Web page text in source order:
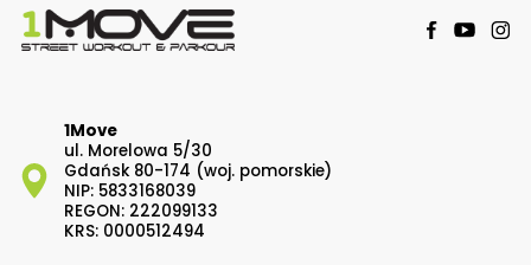
1Move
ul. Morelowa 5/30
Gdańsk 80-174 (woj. pomorskie)
NIP: 5833168039
REGON: 222099133
KRS: 0000512494